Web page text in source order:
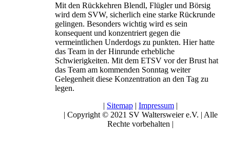
Mit den Rückkehren Blendl, Flügler und Börsig
wird dem SVW, sicherlich eine starke Rückrunde
gelingen. Besonders wichtig wird es sein
konsequent und konzentriert gegen die
vermeintlichen Underdogs zu punkten. Hier hatte
das Team in der Hinrunde erhebliche
Schwierigkeiten. Mit dem ETSV vor der Brust hat
das Team am kommenden Sonntag weiter
Gelegenheit diese Konzentration an den Tag zu
legen.
| Sitemap | Impressum |
| Copyright © 2021 SV Waltersweier e.V. | Alle
Rechte vorbehalten |